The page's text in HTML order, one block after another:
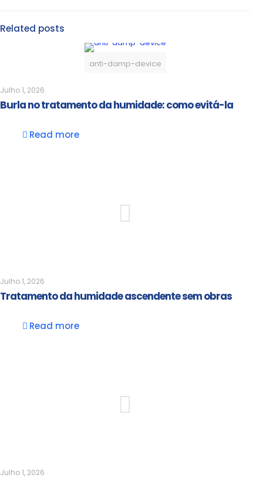
Related posts
anti-damp-device
Julho 1, 2026
Burla no tratamento da humidade: como evitá-la
Read more
Julho 1, 2026
Tratamento da humidade ascendente sem obras
Read more
Julho 1, 2026